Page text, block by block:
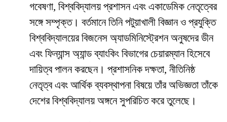
গবেষণা, বিশ্ববিদ্যালয় প্রশাসন এবং একাডেমিক নেতৃত্বের
সঙ্গে সম্পৃক্ত। বর্তমানে তিনি পটুয়াখালী বিজ্ঞান ও প্রযুক্তি
বিশ্ববিদ্যালয়ের বিজনেস অ্যাডমিনিস্ট্রেশন অনুষদের ডীন
এবং ফিন্যান্স অ্যান্ড ব্যাংকিং বিভাগের চেয়ারম্যান হিসেবে
দায়িত্ব পালন করছেন। প্রশাসনিক দক্ষতা, নীতিনিষ্ঠ
নেতৃত্ব এবং আর্থিক ব্যবস্থাপনা বিষয়ে তাঁর অভিজ্ঞতা তাঁকে
দেশের বিশ্ববিদ্যালয় অঙ্গনে সুপরিচিত করে তুলেছে।